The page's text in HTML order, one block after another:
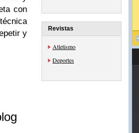
con
y
Revistas
Atletismo
Deportes